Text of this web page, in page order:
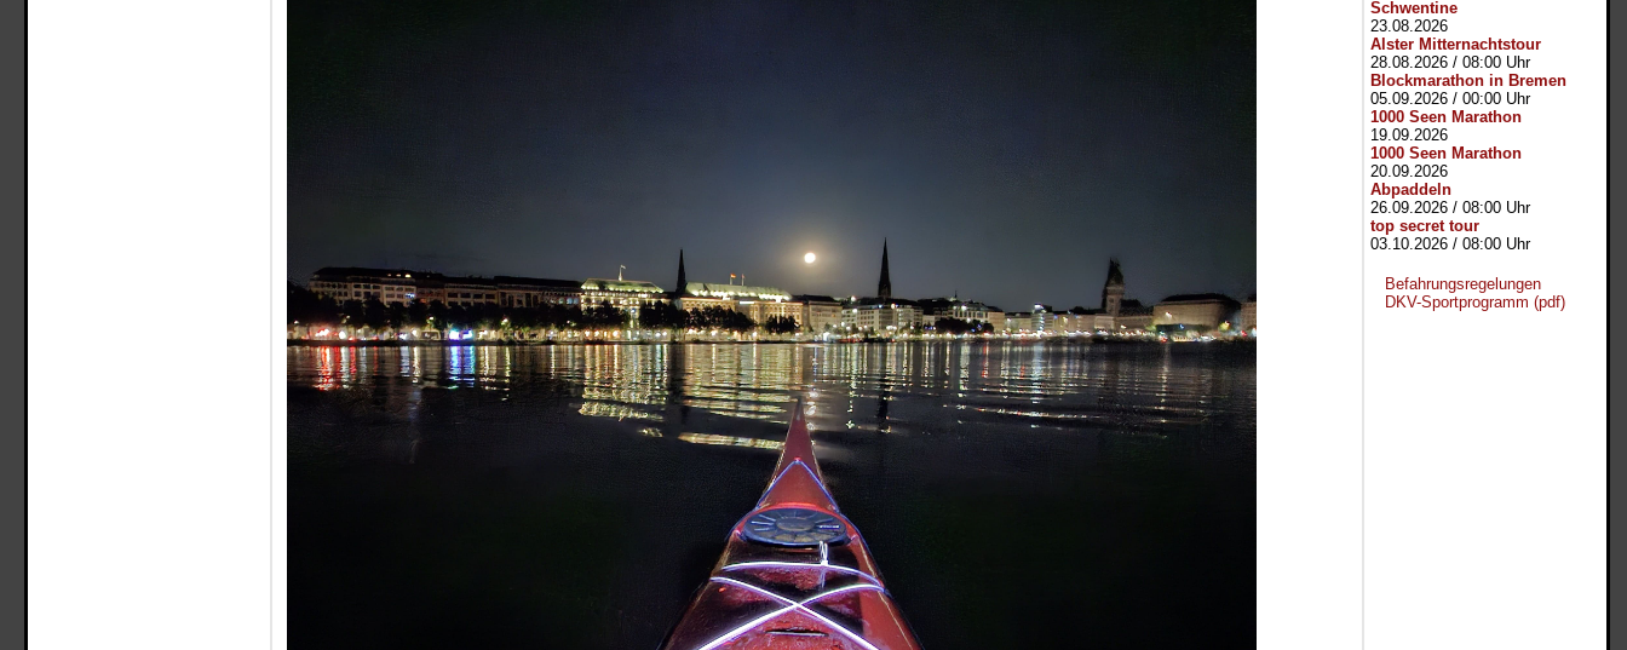
Schwentine
23.08.2026
Alster Mitternachtstour
28.08.2026 / 08:00 Uhr
Blockmarathon in Bremen
05.09.2026 / 00:00 Uhr
1000 Seen Marathon
19.09.2026
1000 Seen Marathon
20.09.2026
Abpaddeln
26.09.2026 / 08:00 Uhr
top secret tour
03.10.2026 / 08:00 Uhr
Befahrungsregelungen
DKV-Sportprogramm (pdf)